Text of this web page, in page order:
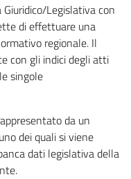
Legislativa con
di effettuare una
regionale. Il
con gli indici degli atti
singole
da un
dei quali si viene
dati legislativa della